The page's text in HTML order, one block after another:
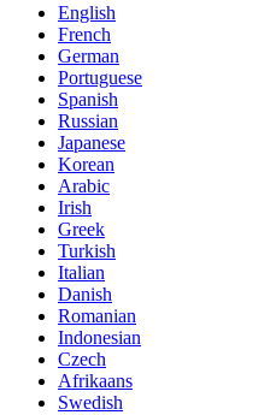
English
French
German
Portuguese
Spanish
Russian
Japanese
Korean
Arabic
Irish
Greek
Turkish
Italian
Danish
Romanian
Indonesian
Czech
Afrikaans
Swedish